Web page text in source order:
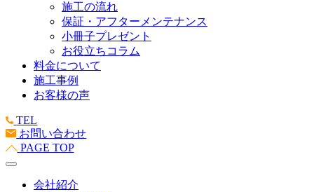
施工の流れ
保証・アフターメンテナンス
小冊子プレゼント
お役立ちコラム
料金について
施工事例
お客様の声
TEL
お問い合わせ
PAGE TOP
会社紹介